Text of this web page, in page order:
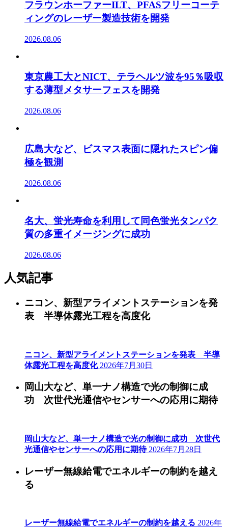
フラウンホーファーILT、PFASフリーコーテ
ィングのレーザー製造技術を開発
2026.08.06
東京農工大とNICT、テラヘルツ波を95％吸収
する薄型メタサーフェスを開発
2026.08.06
広島大など、ビスマス表面に隠れたスピン偏
極を観測
2026.08.06
名大、蛍光寿命を利用して同色蛍光タンパク
質の多重イメージングに成功
2026.08.06
人気記事
ニコン、新型アライメントステーションを発
表 半導体露光工程を高度化
ニコン、新型アライメントステーションを発表 半導
体露光工程を高度化 2026年7月30日
岡山大など、単一ナノ構造で光の制御に成
功 次世代光通信やセンサーへの応用に期待
岡山大など、単一ナノ構造で光の制御に成功 次世代
光通信やセンサーへの応用に期待 2026年7月28日
レーザー無線給電でエネルギーの制約を越え
る
レーザー無線給電でエネルギーの制約を越える 2026年